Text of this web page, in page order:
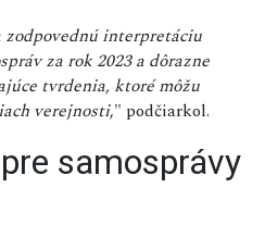
zodpovednú interpretáciu
za rok 2023 a dôrazne
tvrdenia, ktoré môžu
verejnosti," podčiarkol.
samosprávy